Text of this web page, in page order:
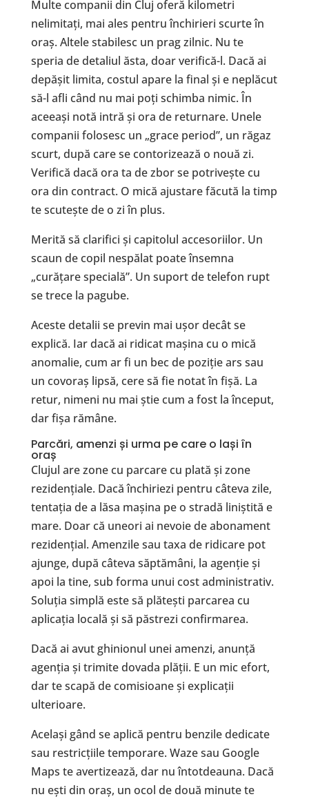
Multe companii din Cluj oferă kilometri
nelimitați, mai ales pentru închirieri scurte în
oraș. Altele stabilesc un prag zilnic. Nu te
speria de detaliul ăsta, doar verifică-l. Dacă ai
depășit limita, costul apare la final și e neplăcut
să-l afli când nu mai poți schimba nimic. În
aceeași notă intră și ora de returnare. Unele
companii folosesc un „grace period”, un răgaz
scurt, după care se contorizează o nouă zi.
Verifică dacă ora ta de zbor se potrivește cu
ora din contract. O mică ajustare făcută la timp
te scutește de o zi în plus.
Merită să clarifici și capitolul accesoriilor. Un
scaun de copil nespălat poate însemna
„curățare specială”. Un suport de telefon rupt
se trece la pagube.
Aceste detalii se previn mai ușor decât se
explică. Iar dacă ai ridicat mașina cu o mică
anomalie, cum ar fi un bec de poziție ars sau
un covoraș lipsă, cere să fie notat în fișă. La
retur, nimeni nu mai știe cum a fost la început,
dar fișa rămâne.
Parcări, amenzi și urma pe care o lași în
oraș
Clujul are zone cu parcare cu plată și zone
rezidențiale. Dacă închiriezi pentru câteva zile,
tentația de a lăsa mașina pe o stradă liniștită e
mare. Doar că uneori ai nevoie de abonament
rezidențial. Amenzile sau taxa de ridicare pot
ajunge, după câteva săptămâni, la agenție și
apoi la tine, sub forma unui cost administrativ.
Soluția simplă este să plătești parcarea cu
aplicația locală și să păstrezi confirmarea.
Dacă ai avut ghinionul unei amenzi, anunță
agenția și trimite dovada plății. E un mic efort,
dar te scapă de comisioane și explicații
ulterioare.
Același gând se aplică pentru benzile dedicate
sau restricțiile temporare. Waze sau Google
Maps te avertizează, dar nu întotdeauna. Dacă
nu ești din oraș, un ocol de două minute te